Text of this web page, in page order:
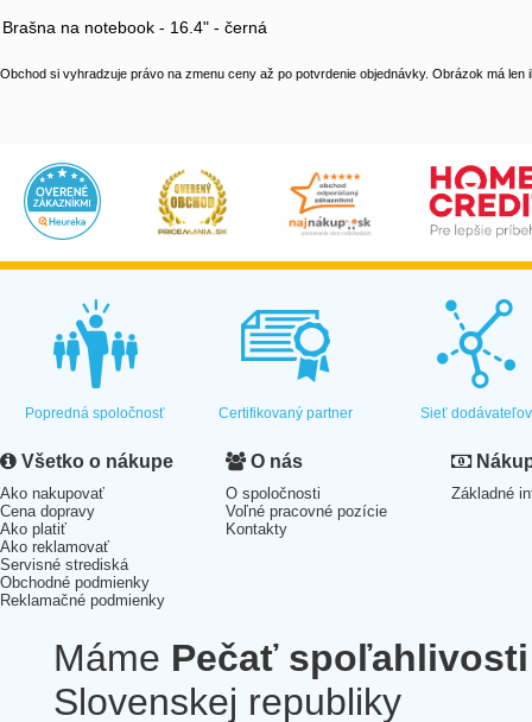
Brašna na notebook - 16.4" - černá
Obchod si vyhradzuje právo na zmenu ceny až po potvrdenie objednávky. Obrázok má len
Popredná spoločnosť Certifikovaný partner Sieť dodávateľov
Všetko o nákupe
Ako nakupovať
Cena dopravy
Ako platiť
Ako reklamovať
Servisné strediská
Obchodné podmienky
Reklamačné podmienky
O nás
O spoločnosti
Voľné pracovné pozície
Kontakty
Základné
Máme Pečať spoľahlivosti
Slovenskej republiky